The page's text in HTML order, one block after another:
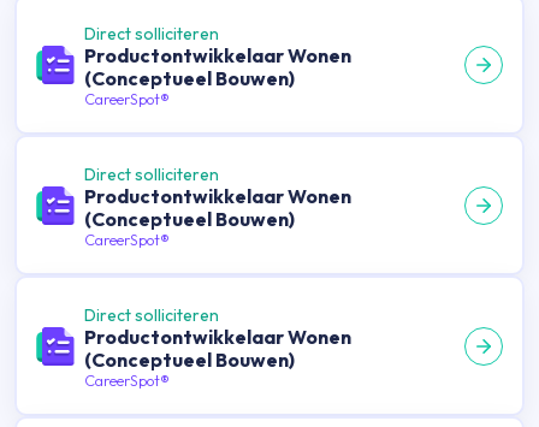
Direct solliciteren
Productontwikkelaar Wonen
(Conceptueel Bouwen)
CareerSpot®
Direct solliciteren
Productontwikkelaar Wonen
(Conceptueel Bouwen)
CareerSpot®
Direct solliciteren
Productontwikkelaar Wonen
(Conceptueel Bouwen)
CareerSpot®